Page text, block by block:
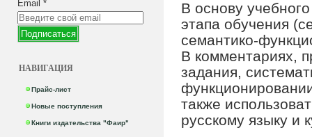
Email *
НАВИГАЦИЯ
Прайс-лист
Новые поступления
Книги издательства "Фаир"
В основу
этапа обучения
семантико-
В комментариях,
задания,
также
русскому языку и